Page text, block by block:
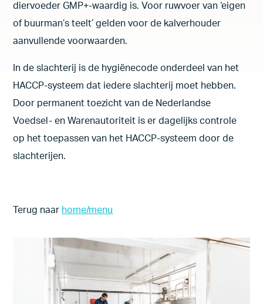
diervoeder GMP+-waardig is. Voor ruwvoer van ‘eigen
of buurman’s teelt’ gelden voor de kalverhouder
aanvullende voorwaarden.
In de slachterij is de hygiënecode onderdeel van het
HACCP-systeem dat iedere slachterij moet hebben.
Door permanent toezicht van de Nederlandse
Voedsel- en Warenautoriteit is er dagelijks controle
op het toepassen van het HACCP-systeem door de
slachterijen.
Terug naar home/menu